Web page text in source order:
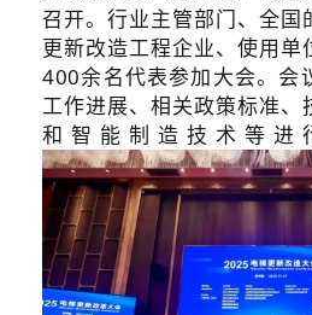
召开。行业主管部门、全国
更新改造工程企业、使用单
400余名代表参加大会。会
工作进展、相关政策标准、
和智能制造技术等进